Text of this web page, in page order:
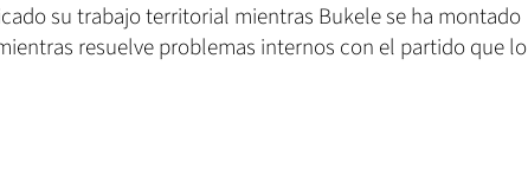
su trabajo territorial mientras Bukele se ha montado
resuelve problemas internos con el partido que lo